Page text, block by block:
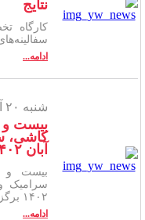
نتایج
کارگاه
ادامه...
شنبه ۲۰ آبان ۱۴۰۲ -
بیست و
آبان ۱۴۰۲
بیست و
۱۴۰۲ برگزار شد.
ادامه...